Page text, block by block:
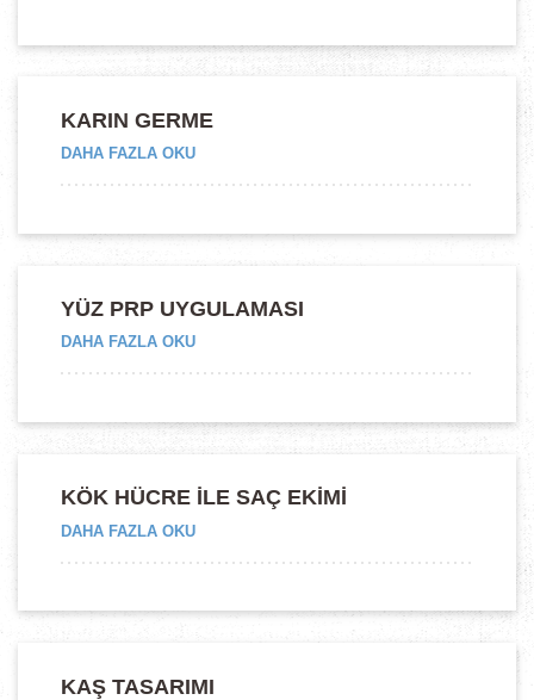
KARIN GERME
DAHA FAZLA OKU“KARIN
YÜZ PRP UYGULAMASI
DAHA FAZLA OKU“YÜZ
KÖK HÜCRE İLE SAÇ EKIMI
DAHA FAZLA OKU“KÖK
EKIMI”
KAŞ TASARIMI